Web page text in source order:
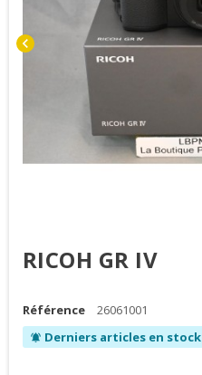
chevron_left
RICOH GR IV
Référence 26061001
notifications_active Derniers articles en stock